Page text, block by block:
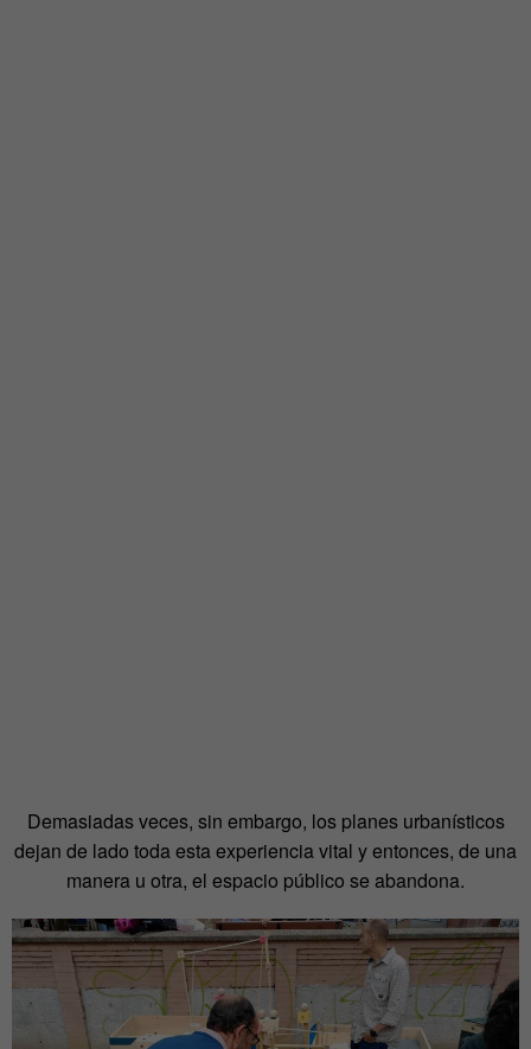
Demasiadas veces, sin embargo, los planes urbanísticos
dejan de lado toda esta experiencia vital y entonces, de una
manera u otra, el espacio público se abandona.